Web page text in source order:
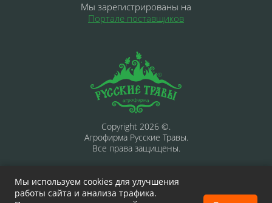
Copyright 2026 ©.
Агрофирма Русские Травы.
Все права защищены.
Мы зарегистрированы на
Портале поставщиков
Мы используем cookies для улучшения
работы сайта и анализа трафика.